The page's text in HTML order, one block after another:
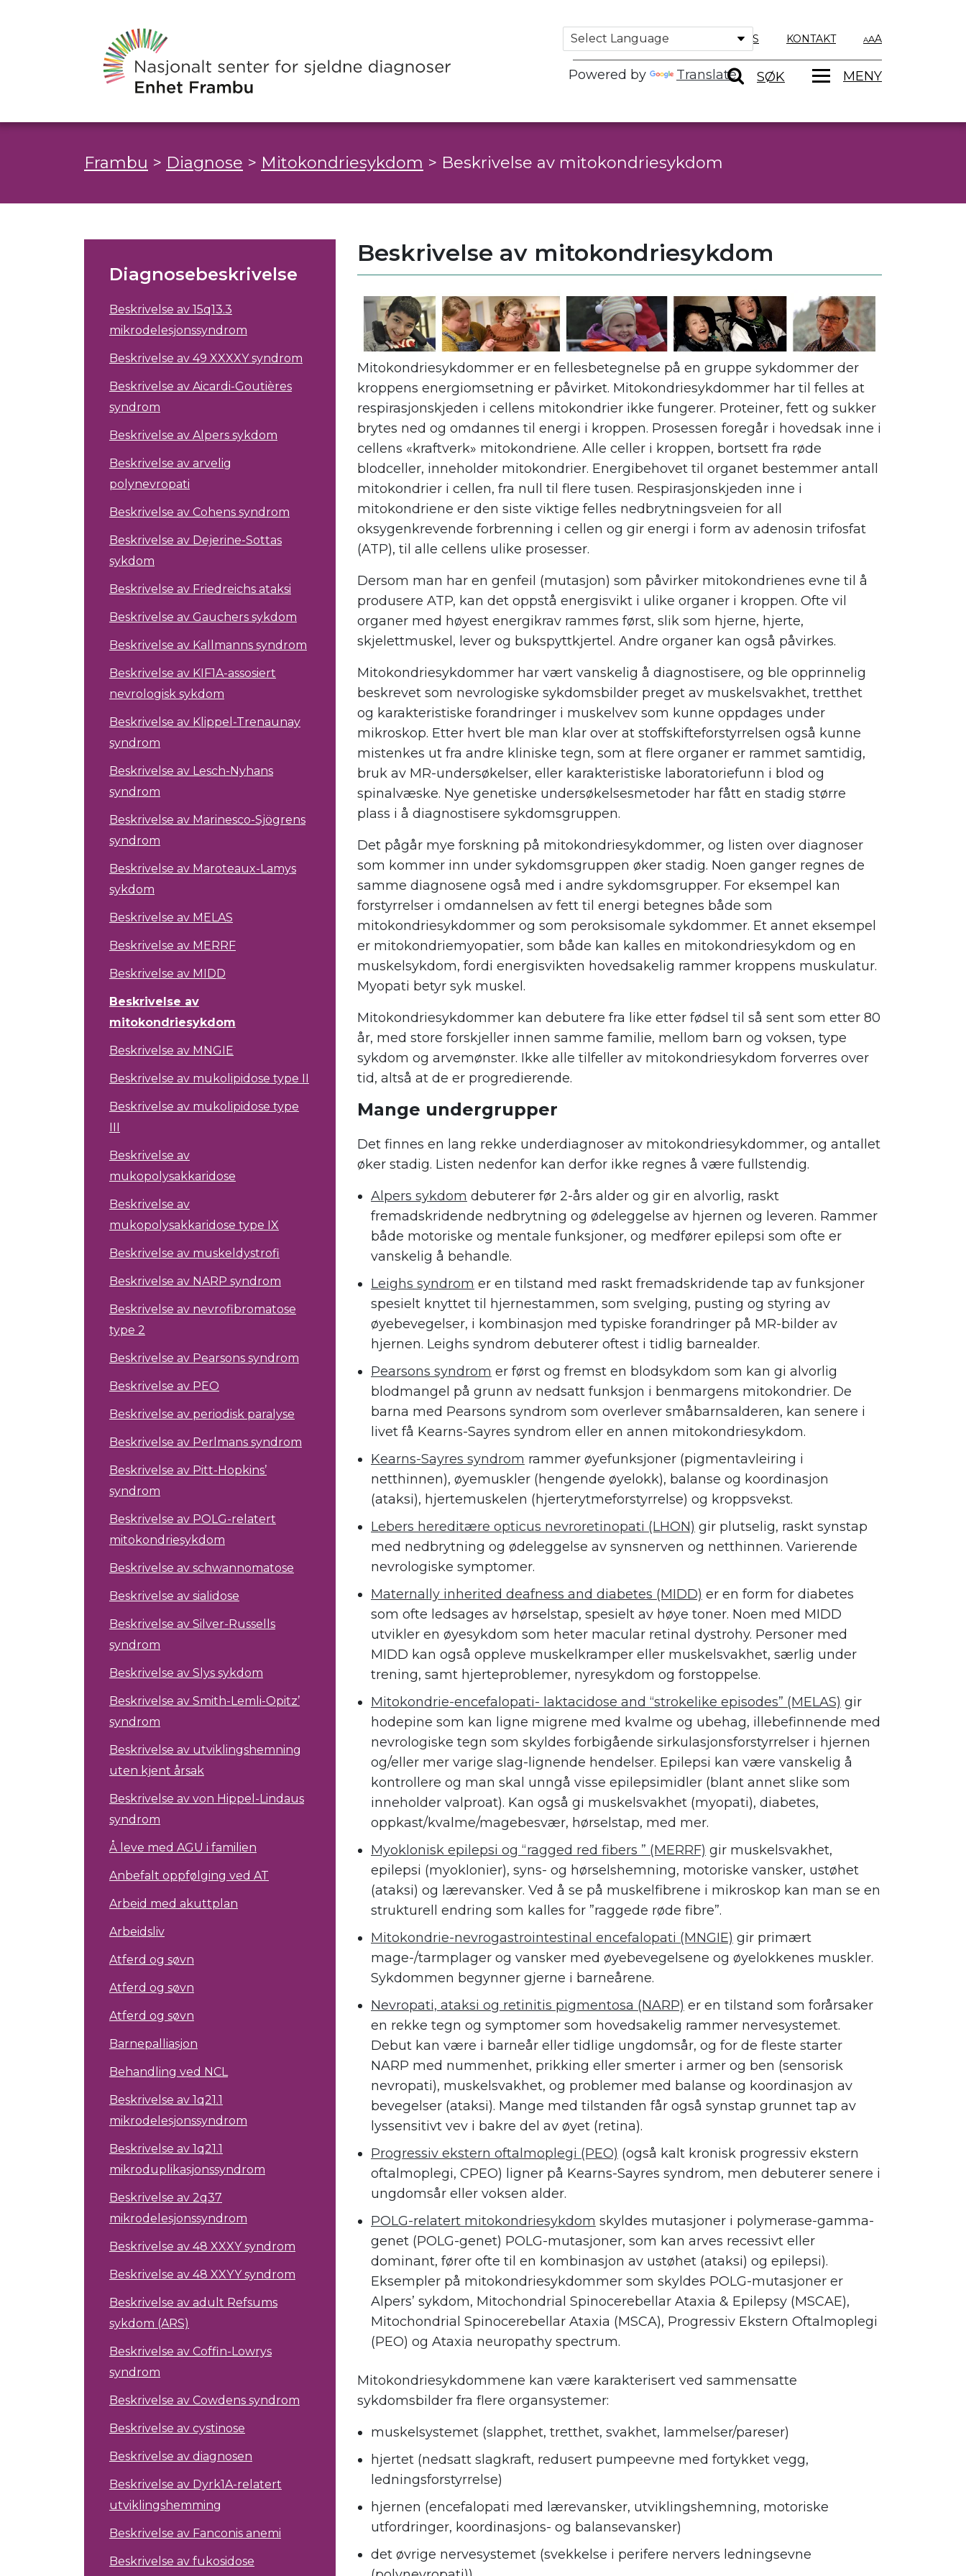
Powered by Translate
OM OSS KONTAKT A
SØK MENY
Frambu > Diagnose > Mitokondriesykdom > Beskrivelse av mitokondriesykdom
Diagnosebeskrivelse
Beskrivelse av 15q13.3
mikrodelesjonssyndrom
Beskrivelse av 49 XXXXY syndrom
Beskrivelse av Aicardi-Goutières
syndrom
Beskrivelse av Alpers sykdom
Beskrivelse av arvelig
polynevropati
Beskrivelse av Cohens syndrom
Beskrivelse av Dejerine-Sottas
sykdom
Beskrivelse av Friedreichs ataksi
Beskrivelse av Gauchers sykdom
Beskrivelse av Kallmanns syndrom
Beskrivelse av KIF1A-assosiert
nevrologisk sykdom
Beskrivelse av Klippel-Trenaunay
syndrom
Beskrivelse av Lesch-Nyhans
syndrom
Beskrivelse av Marinesco-Sjögrens
syndrom
Beskrivelse av Maroteaux-Lamys
sykdom
Beskrivelse av MELAS
Beskrivelse av MERRF
Beskrivelse av MIDD
Beskrivelse av
mitokondriesykdom
Beskrivelse av MNGIE
Beskrivelse av mukolipidose type II
Beskrivelse av mukolipidose type
Beskrivelse av
mukopolysakkaridose
Beskrivelse av
mukopolysakkaridose type IX
Beskrivelse av muskeldystrofi
Beskrivelse av NARP syndrom
Beskrivelse av nevrofibromatose
type 2
Beskrivelse av Pearsons syndrom
Beskrivelse av PEO
Beskrivelse av periodisk paralyse
Beskrivelse av Perlmans syndrom
Beskrivelse av Pitt-Hopkins’
syndrom
Beskrivelse av POLG-relatert
mitokondriesykdom
Beskrivelse av schwannomatose
Beskrivelse av sialidose
Beskrivelse av Silver-Russells
syndrom
Beskrivelse av Slys sykdom
Beskrivelse av Smith-Lemli-Opitz’
syndrom
Beskrivelse av utviklingshemning
uten kjent årsak
Beskrivelse av von Hippel-Lindaus
syndrom
Å leve med AGU i familien
Anbefalt oppfølging ved AT
Arbeid med akuttplan
Arbeidsliv
Atferd og søvn
Atferd og søvn
Atferd og søvn
Barnepalliasjon
Behandling ved NCL
Beskrivelse av 1q21.1
mikrodelesjonssyndrom
Beskrivelse av 1q21.1
mikroduplikasjonssyndrom
Beskrivelse av 2q37
mikrodelesjonssyndrom
Beskrivelse av 48 XXXY syndrom
Beskrivelse av 48 XXYY syndrom
Beskrivelse av adult Refsums
sykdom (ARS)
Beskrivelse av Coffin-Lowrys
syndrom
Beskrivelse av Cowdens syndrom
Beskrivelse av cystinose
Beskrivelse av diagnosen
Beskrivelse av Dyrk1A-relatert
utviklingshemming
Beskrivelse av Fanconis anemi
Beskrivelse av fukosidose
Beskrivelse av mitokondriesykdom
Mitokondriesykdommer er en fellesbetegnelse på en gruppe sykdommer der
kroppens energiomsetning er påvirket. Mitokondriesykdommer har til felles at
respirasjonskjeden i cellens mitokondrier ikke fungerer. Proteiner, fett og sukker
brytes ned og omdannes til energi i kroppen. Prosessen foregår i hovedsak inne i
cellens «kraftverk» mitokondriene. Alle celler i kroppen, bortsett fra røde
blodceller, inneholder mitokondrier. Energibehovet til organet bestemmer antall
mitokondrier i cellen, fra null til flere tusen. Respirasjonskjeden inne i
mitokondriene er den siste viktige felles nedbrytningsveien for all
oksygenkrevende forbrenning i cellen og gir energi i form av adenosin trifosfat
(ATP), til alle cellens ulike prosesser.
Dersom man har en genfeil (mutasjon) som påvirker mitokondrienes evne til å
produsere ATP, kan det oppstå energisvikt i ulike organer i kroppen. Ofte vil
organer med høyest energikrav rammes først, slik som hjerne, hjerte,
skjelettmuskel, lever og bukspyttkjertel. Andre organer kan også påvirkes.
Mitokondriesykdommer har vært vanskelig å diagnostisere, og ble opprinnelig
beskrevet som nevrologiske sykdomsbilder preget av muskelsvakhet, tretthet
og karakteristiske forandringer i muskelvev som kunne oppdages under
mikroskop. Etter hvert ble man klar over at stoffskifteforstyrrelsen også kunne
mistenkes ut fra andre kliniske tegn, som at flere organer er rammet samtidig,
bruk av MR-undersøkelser, eller karakteristiske laboratoriefunn i blod og
spinalvæske. Nye genetiske undersøkelsesmetoder har fått en stadig større
plass i å diagnostisere sykdomsgruppen.
Det pågår mye forskning på mitokondriesykdommer, og listen over diagnoser
som kommer inn under sykdomsgruppen øker stadig. Noen ganger regnes de
samme diagnosene også med i andre sykdomsgrupper. For eksempel kan
forstyrrelser i omdannelsen av fett til energi betegnes både som
mitokondriesykdommer og som peroksisomale sykdommer. Et annet eksempel
er mitokondriemyopatier, som både kan kalles en mitokondriesykdom og en
muskelsykdom, fordi energisvikten hovedsakelig rammer kroppens muskulatur.
Myopati betyr syk muskel.
Mitokondriesykdommer kan debutere fra like etter fødsel til så sent som etter 80
år, med store forskjeller innen samme familie, mellom barn og voksen, type
sykdom og arvemønster. Ikke alle tilfeller av mitokondriesykdom forverres over
tid, altså at de er progredierende.
Mange undergrupper
Det finnes en lang rekke underdiagnoser av mitokondriesykdommer, og antallet
øker stadig. Listen nedenfor kan derfor ikke regnes å være fullstendig.
Alpers sykdom debuterer før 2-års alder og gir en alvorlig, raskt
fremadskridende nedbrytning og ødeleggelse av hjernen og leveren. Rammer
både motoriske og mentale funksjoner, og medfører epilepsi som ofte er
vanskelig å behandle.
Leighs syndrom er en tilstand med raskt fremadskridende tap av funksjoner
spesielt knyttet til hjernestammen, som svelging, pusting og styring av
øyebevegelser, i kombinasjon med typiske forandringer på MR-bilder av
hjernen. Leighs syndrom debuterer oftest i tidlig barnealder.
Pearsons syndrom er først og fremst en blodsykdom som kan gi alvorlig
blodmangel på grunn av nedsatt funksjon i benmargens mitokondrier. De
barna med Pearsons syndrom som overlever småbarnsalderen, kan senere i
livet få Kearns-Sayres syndrom eller en annen mitokondriesykdom.
Kearns-Sayres syndrom rammer øyefunksjoner (pigmentavleiring i
netthinnen), øyemuskler (hengende øyelokk), balanse og koordinasjon
(ataksi), hjertemuskelen (hjerterytmeforstyrrelse) og kroppsvekst.
Lebers hereditære opticus nevroretinopati (LHON) gir plutselig, raskt synstap
med nedbrytning og ødeleggelse av synsnerven og netthinnen. Varierende
nevrologiske symptomer.
Maternally inherited deafness and diabetes (MIDD) er en form for diabetes
som ofte ledsages av hørselstap, spesielt av høye toner. Noen med MIDD
utvikler en øyesykdom som heter macular retinal dystrohy. Personer med
MIDD kan også oppleve muskelkramper eller muskelsvakhet, særlig under
trening, samt hjerteproblemer, nyresykdom og forstoppelse.
Mitokondrie-encefalopati- laktacidose and “strokelike episodes” (MELAS) gir
hodepine som kan ligne migrene med kvalme og ubehag, illebefinnende med
nevrologiske tegn som skyldes forbigående sirkulasjonsforstyrrelser i hjernen
og/eller mer varige slag-lignende hendelser. Epilepsi kan være vanskelig å
kontrollere og man skal unngå visse epilepsimidler (blant annet slike som
inneholder valproat). Kan også gi muskelsvakhet (myopati), diabetes,
oppkast/kvalme/magebesvær, hørselstap, med mer.
Myoklonisk epilepsi og “ragged red fibers ” (MERRF) gir muskelsvakhet,
epilepsi (myoklonier), syns- og hørselshemning, motoriske vansker, ustøhet
(ataksi) og lærevansker. Ved å se på muskelfibrene i mikroskop kan man se en
strukturell endring som kalles for ”raggede røde fibre”.
Mitokondrie-nevrogastrointestinal encefalopati (MNGIE) gir primært
mage-/tarmplager og vansker med øyebevegelsene og øyelokkenes muskler.
Sykdommen begynner gjerne i barneårene.
Nevropati, ataksi og retinitis pigmentosa (NARP) er en tilstand som forårsaker
en rekke tegn og symptomer som hovedsakelig rammer nervesystemet.
Debut kan være i barneår eller tidlige ungdomsår, og for de fleste starter
NARP med nummenhet, prikking eller smerter i armer og ben (sensorisk
nevropati), muskelsvakhet, og problemer med balanse og koordinasjon av
bevegelser (ataksi). Mange med tilstanden får også synstap grunnet tap av
lyssensitivt vev i bakre del av øyet (retina).
Progressiv ekstern oftalmoplegi (PEO) (også kalt kronisk progressiv ekstern
oftalmoplegi, CPEO) ligner på Kearns-Sayres syndrom, men debuterer senere i
ungdomsår eller voksen alder.
POLG-relatert mitokondriesykdom skyldes mutasjoner i polymerase-gamma-
genet (POLG-genet) POLG-mutasjoner, som kan arves recessivt eller
dominant, fører ofte til en kombinasjon av ustøhet (ataksi) og epilepsi).
Eksempler på mitokondriesykdommer som skyldes POLG-mutasjoner er
Alpers’ sykdom, Mitochondrial Spinocerebellar Ataxia & Epilepsy (MSCAE),
Mitochondrial Spinocerebellar Ataxia (MSCA), Progressiv Ekstern Oftalmoplegi
(PEO) og Ataxia neuropathy spectrum.
Mitokondriesykdommene kan være karakterisert ved sammensatte
sykdomsbilder fra flere organsystemer:
muskelsystemet (slapphet, tretthet, svakhet, lammelser/pareser)
hjertet (nedsatt slagkraft, redusert pumpeevne med fortykket vegg,
ledningsforstyrrelse)
hjernen (encefalopati med lærevansker, utviklingshemning, motoriske
utfordringer, koordinasjons- og balansevansker)
det øvrige nervesystemet (svekkelse i perifere nervers ledningsevne